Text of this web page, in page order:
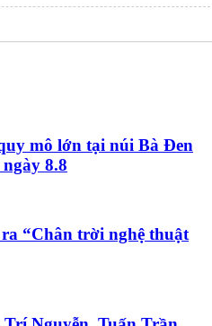
mô lớn tại núi Bà Đen
8.8
“Chân trời nghệ thuật